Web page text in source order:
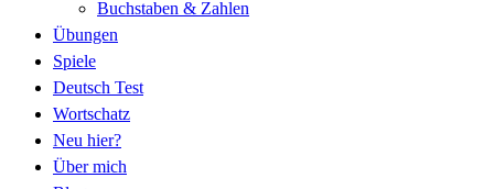
Buchstaben & Zahlen
Übungen
Spiele
Deutsch Test
Wortschatz
Neu hier?
Über mich